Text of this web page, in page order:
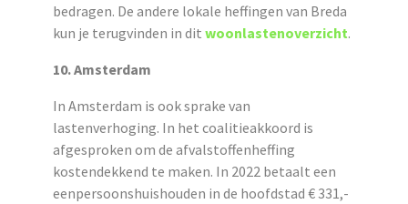
bedragen. De andere lokale heffingen van Breda
kun je terugvinden in dit woonlastenoverzicht.
10. Amsterdam
In Amsterdam is ook sprake van
lastenverhoging. In het coalitieakkoord is
afgesproken om de afvalstoffenheffing
kostendekkend te maken. In 2022 betaalt een
eenpersoonshuishouden in de hoofdstad € 331,-